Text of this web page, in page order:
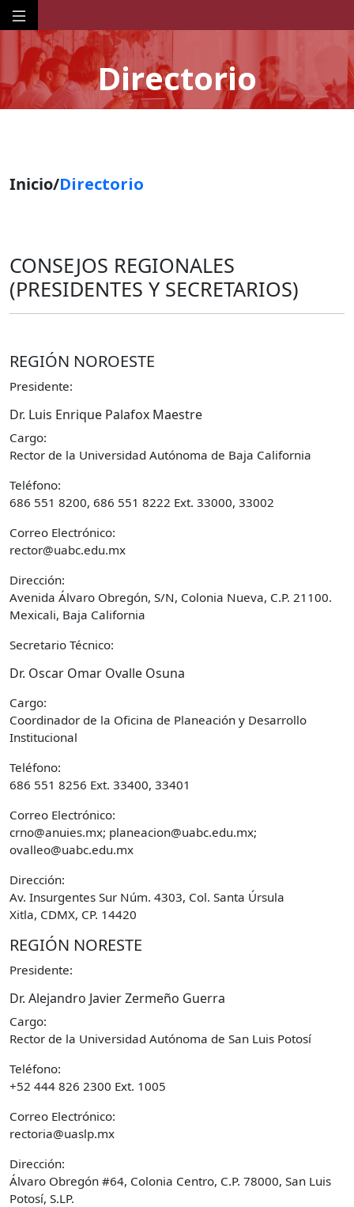
Directorio
Inicio/Directorio
CONSEJOS REGIONALES
(PRESIDENTES Y SECRETARIOS)
REGIÓN NOROESTE
Presidente:
Dr. Luis Enrique Palafox Maestre
Cargo:
Rector de la Universidad Autónoma de Baja California
Teléfono:
686 551 8200, 686 551 8222 Ext. 33000, 33002
Correo Electrónico:
rector@uabc.edu.mx
Dirección:
Avenida Álvaro Obregón, S/N, Colonia Nueva, C.P. 21100.
Mexicali, Baja California
Secretario Técnico:
Dr. Oscar Omar Ovalle Osuna
Cargo:
Coordinador de la Oficina de Planeación y Desarrollo
Institucional
Teléfono:
686 551 8256 Ext. 33400, 33401
Correo Electrónico:
crno@anuies.mx; planeacion@uabc.edu.mx;
ovalleo@uabc.edu.mx
Dirección:
Av. Insurgentes Sur Núm. 4303, Col. Santa Úrsula
Xitla, CDMX, CP. 14420
REGIÓN NORESTE
Presidente:
Dr. Alejandro Javier Zermeño Guerra
Cargo:
Rector de la Universidad Autónoma de San Luis Potosí
Teléfono:
+52 444 826 2300 Ext. 1005
Correo Electrónico:
rectoria@uaslp.mx
Dirección:
Álvaro Obregón #64, Colonia Centro, C.P. 78000, San Luis
Potosí, S.LP.